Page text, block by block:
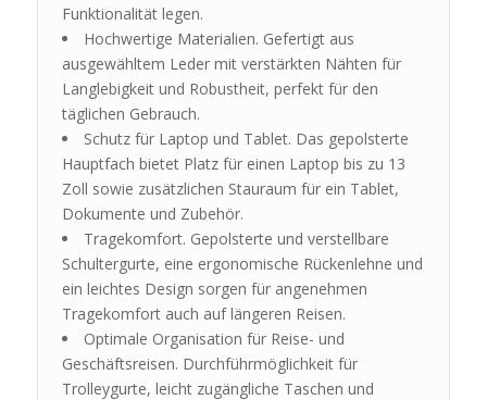
Funktionalität legen.
Hochwertige Materialien. Gefertigt aus
ausgewähltem Leder mit verstärkten Nähten für
Langlebigkeit und Robustheit, perfekt für den
täglichen Gebrauch.
Schutz für Laptop und Tablet. Das gepolsterte
Hauptfach bietet Platz für einen Laptop bis zu 13
Zoll sowie zusätzlichen Stauraum für ein Tablet,
Dokumente und Zubehör.
Tragekomfort. Gepolsterte und verstellbare
Schultergurte, eine ergonomische Rückenlehne und
ein leichtes Design sorgen für angenehmen
Tragekomfort auch auf längeren Reisen.
Optimale Organisation für Reise- und
Geschäftsreisen. Durchführmöglichkeit für
Trolleygurte, leicht zugängliche Taschen und